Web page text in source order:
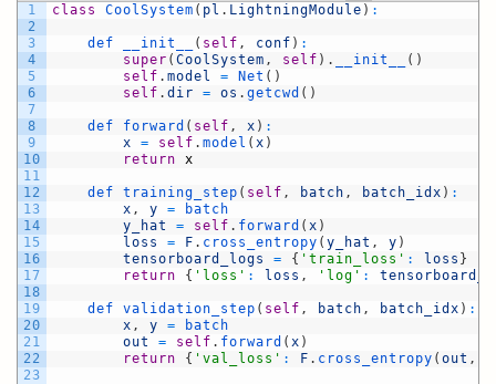
1
2
3
4
5
6
7
8
9
10
11
12
13
14
15
16
17
18
19
20
21
22
23
class CoolSystem ( pl . LightningModule ) :
def __init__ ( self , conf ) :
super ( CoolSystem , self ) . __init__ ( )
self . model = Net ( )
self . dir = os . getcwd ( )
def forward ( self , x ) :
x
= self . model ( x )
return
x
def training_step ( self , batch , batch_idx ) :
x , y =
batch
y_hat
= self . forward ( x )
loss
= F . cross_entropy ( y_hat , y )
tensorboard_logs
= { 'train_loss' : loss }
return
{ 'loss' : loss , 'log' :
def validation_step ( self , batch , batch_idx ) :
x , y =
batch
out
= self . forward ( x )
return
{ 'val_loss' : F . cross_entropy ( out ,